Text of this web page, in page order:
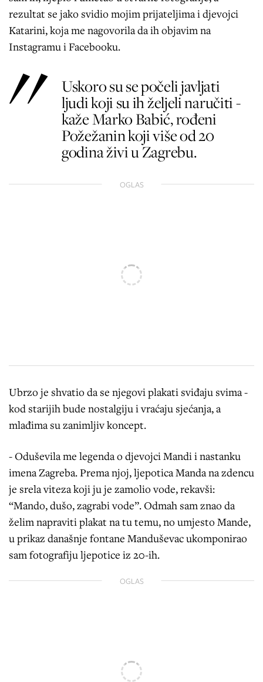
rezultat se jako svidio mojim prijateljima i djevojci
Katarini, koja me nagovorila da ih objavim na
Instagramu i Facebooku.
Uskoro su se počeli javljati
ljudi koji su ih željeli naručiti -
kaže Marko Babić, rođeni
Požežanin koji više od 20
godina živi u Zagrebu.
OGLAS
Ubrzo je shvatio da se njegovi plakati sviđaju svima -
kod starijih bude nostalgiju i vraćaju sjećanja, a
mlađima su zanimljiv koncept.
- Oduševila me legenda o djevojci Mandi i nastanku
imena Zagreba. Prema njoj, ljepotica Manda na zdencu
je srela viteza koji ju je zamolio vode, rekavši:
“Mando, dušo, zagrabi vode”. Odmah sam znao da
želim napraviti plakat na tu temu, no umjesto Mande,
u prikaz današnje fontane Manduševac ukomponirao
sam fotografiju ljepotice iz 20-ih.
OGLAS